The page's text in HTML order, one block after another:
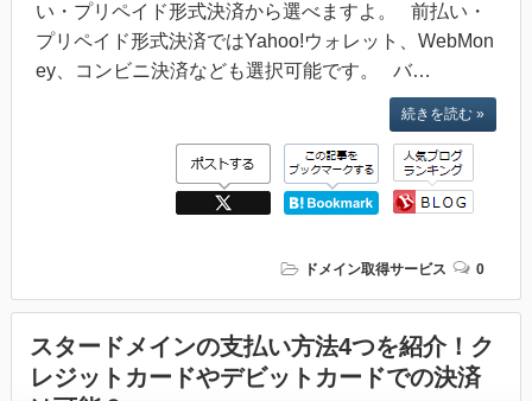
い・プリペイド形式決済から選べますよ。 前払い・
プリペイド形式決済ではYahoo!ウォレット、WebMon
ey、コンビニ決済なども選択可能です。 バ…
続きを読む »
ドメイン取得サービス 0
スタードメインの支払い方法4つを紹介！ク
レジットカードやデビットカードでの決済